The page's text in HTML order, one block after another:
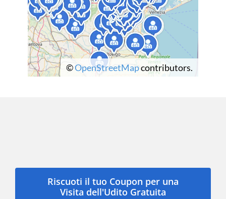
©OpenStreetMapcontributors.
Riscuoti il tuo Coupon per una
Visita dell'Udito Gratuita